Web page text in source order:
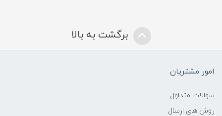
برگشت به بالا
امور مشتریان
سوالات متداول
روش های ارسال